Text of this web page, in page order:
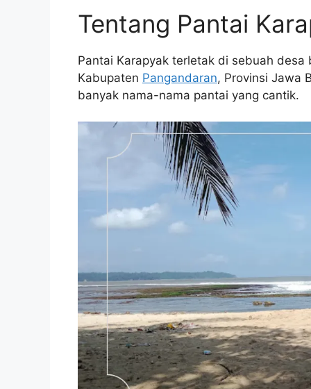
Tentang Pantai
Pantai Karapyak terletak di sebuah desa
Kabupaten Pangandaran, Provinsi Jawa
banyak nama-nama pantai yang cantik.